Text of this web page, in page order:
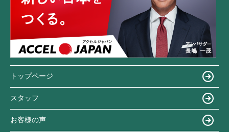
トップページ
スタッフ
お客様の声